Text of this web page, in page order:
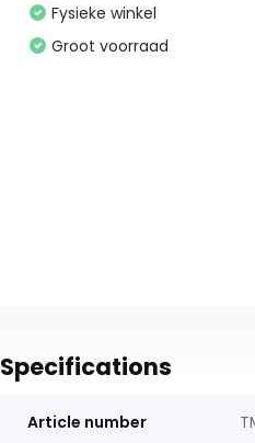
Fysieke winkel
Groot voorraad
Specifications
Article number